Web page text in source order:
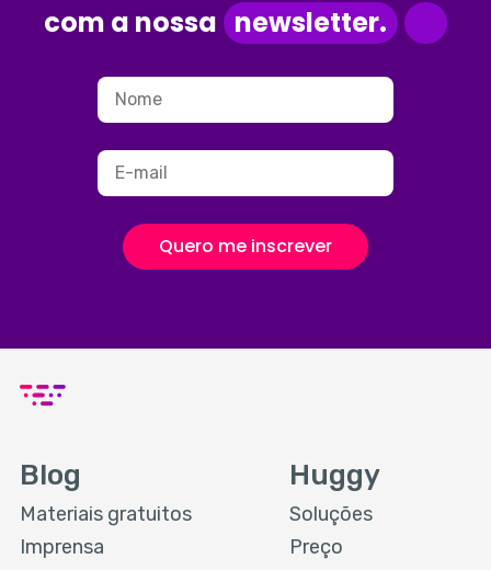
com a nossa newsletter.
Quero me inscrever
Blog
Materiais gratuitos
Imprensa
Huggy
Soluções
Preço